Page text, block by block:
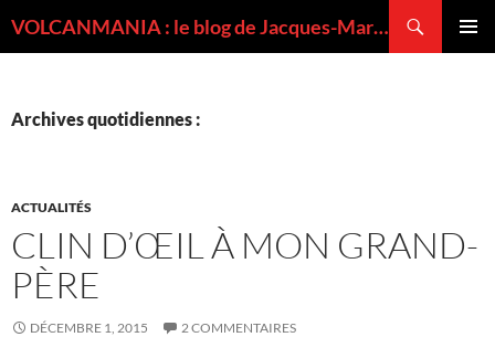
VOLCANMANIA : le blog de Jacques-Marie BARDINTZEFF, volcanologue
Archives quotidiennes :
ACTUALITÉS
CLIN D’ŒIL À MON GRAND-
PÈRE
DÉCEMBRE 1, 2015 2 COMMENTAIRES